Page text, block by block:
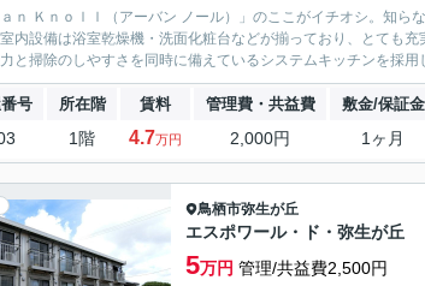
ａｎ Ｋｎｏｌｌ（アーバン ノール）」のここがイチオシ。知
内設備は浴室乾燥機・洗面化粧台などが揃っており、とても
と掃除のしやすさを同時に備えているシステムキッチンを採
号 所在階 賃料 管理費・共益費 敷金/保証金
1階 4.7万円 2,000円 1ヶ月
鳥栖市弥生が丘
エスポワール・ド・弥生が丘
5万円 管理/共益費2,500円